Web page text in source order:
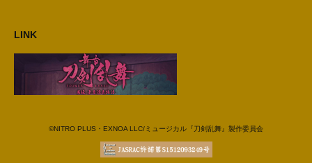
LINK
©NITRO PLUS・EXNOA LLC/ミュージカル『刀剣乱舞』製作委員会